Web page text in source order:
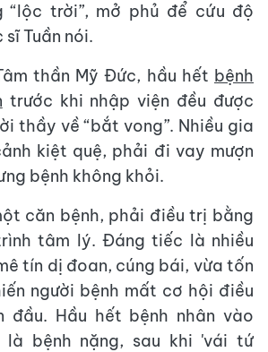
“lộc trời”, mở phủ để cứu độ
sĩ Tuần nói.
thần Mỹ Đức, hầu hết bệnh
trước khi nhập viện đều được
thầy về “bắt vong”. Nhiều gia
kiệt quệ, phải đi vay mượn
bệnh không khỏi.
căn bệnh, phải điều trị bằng
tâm lý. Đáng tiếc là nhiều
tín dị đoan, cúng bái, vừa tốn
người bệnh mất cơ hội điều
Hầu hết bệnh nhân vào
là bệnh nặng, sau khi 'vái tứ